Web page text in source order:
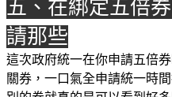
五、在綁定五倍
請那些
這次政府統一在你申請五倍
關券，一口氣全申請統一時